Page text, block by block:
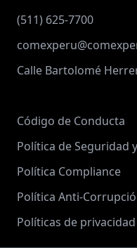
(511) 625-7700
Calle Bartolomé
Código de Conducta
Política de Seguridad
Política Compliance
Política Anti-
Políticas de privacidad